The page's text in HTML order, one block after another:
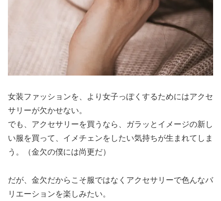
女装ファッションを、より女子っぽくするためにはアクセ
サリーが欠かせない。
でも、アクセサリーを買うなら、ガラッとイメージの新し
い服を買って、イメチェンをしたい気持ちが生まれてしま
う。（金欠の僕には尚更だ）
だが、金欠だからこそ服ではなくアクセサリーで色んなバ
リエーションを楽しみたい。